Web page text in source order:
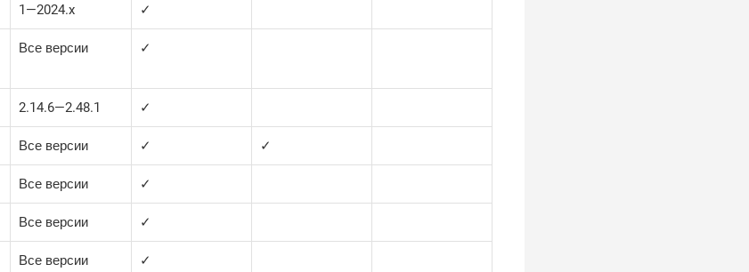
1—​2024.x ✓
Все версии ✓
2.14.6—​2.48.1 ✓
Все версии ✓ ✓
Все версии ✓
Все версии ✓
Все версии ✓